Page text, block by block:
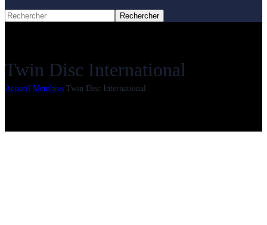
Twin Disc International
Accueil Membres Twin Disc International